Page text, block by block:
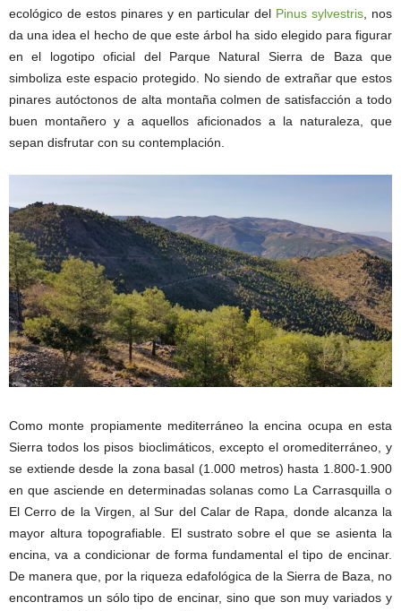
ecológico de estos pinares y en particular del Pinus sylvestris , nos
da una idea el hecho de que este árbol ha sido elegido para figurar
en el logotipo oficial del Parque Natural Sierra de Baza que
simboliza este espacio protegido. No siendo de extrañar que estos
pinares autóctonos de alta montaña colmen de satisfacción a todo
buen montañero y a aquellos aficionados a la naturaleza, que
sepan disfrutar con su contemplación.
Como monte propiamente mediterráneo la encina ocupa en esta
Sierra todos los pisos bioclimáticos, excepto el oromediterráneo, y
se extiende desde la zona basal (1.000 metros) hasta 1.800-1.900
en que asciende en determinadas solanas como La Carrasquilla o
El Cerro de la Virgen, al Sur del Calar de Rapa, donde alcanza la
mayor altura topografiable. El sustrato sobre el que se asienta la
encina, va a condicionar de forma fundamental el tipo de encinar.
De manera que, por la riqueza edafológica de la Sierra de Baza, no
encontramos un sólo tipo de encinar, sino que son muy variados y